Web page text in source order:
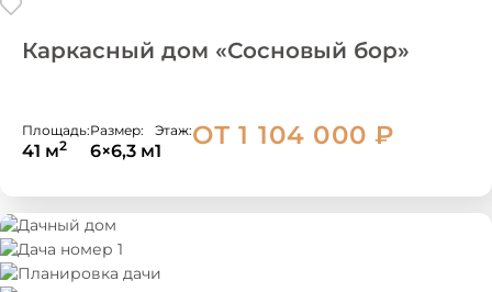
Каркасный дом «Сосновый бор»
Площадь:
41 м2
Размер:
6×6,3 м
Этаж:
1
ОТ 1 104 000 ₽